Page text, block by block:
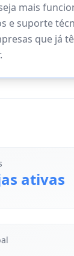
mais
e suporte
que já
ativas